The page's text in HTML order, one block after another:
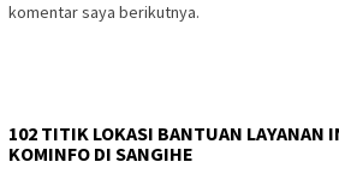
komentar saya berikutnya.
102 TITIK LOKASI BANTUAN LAYANAN
KOMINFO DI SANGIHE